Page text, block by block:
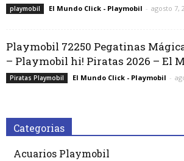
playmobil El Mundo Click - Playmobil - agosto 7,
Playmobil 72250 Pegatinas
– Playmobil hi! Piratas 2026 – El
Piratas Playmobil El Mundo Click - Playmobil -
Categorias
Acuarios Playmobil